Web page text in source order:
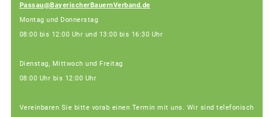
Passau@BayerischerBauernVerband.de
Montag und Donnerstag
08:00 bis 12:00 Uhr und 13:00 bis 16:30 Uhr
Dienstag, Mittwoch und Freitag
08:00 Uhr bis 12:00 Uhr
Vereinbaren Sie bitte vorab einen Termin mit uns. Wir sind telefonisch